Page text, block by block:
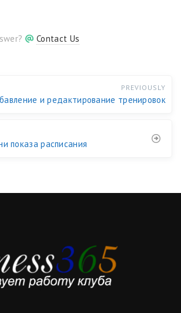
Contact Us
PREVIOUSLY
и редактирование тренировок
показа расписания